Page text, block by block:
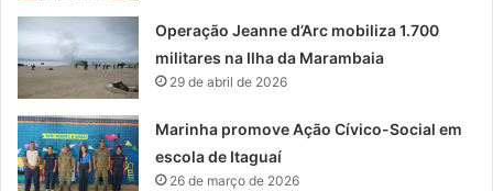
Operação Jeanne d’Arc mobiliza 1.700
militares na Ilha da Marambaia
29 de abril de 2026
Marinha promove Ação Cívico-Social em
escola de Itaguaí
26 de março de 2026